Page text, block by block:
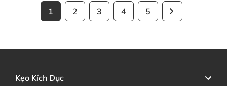
1 2 3 4 5
Kẹo Kích Dục